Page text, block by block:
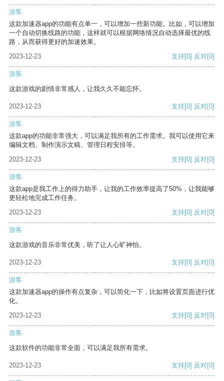
游客
这款加速器app的功能有点单一，可以增加一些新功能。比如，可以增加
一个自动切换线路的功能，这样就可以根据网络情况自动选择最优的线
路，从而获得更好的加速效果。
2023-12-23
支持[0] 反对[0]
游客
这款游戏的剧情非常感人，让我久久不能忘怀。
2023-12-23 支持[0] 反对[0]
游客
这款app的功能非常强大，可以满足我所有的工作需求。我可以使用它来
编辑文档、制作演示文稿、管理日程安排等。
2023-12-23
支持[0] 反对[0]
游客
这款app是我工作上的得力助手，让我的工作效率提高了50%，让我能够
更轻松地完成工作任务。
2023-12-23
支持[0] 反对[0]
游客
这款游戏的音乐非常优美，听了让人心旷神怡。
2023-12-23 支持[0] 反对[0]
游客
这款加速器app的操作有点复杂，可以简化一下，比如将设置页面进行优
化。
2023-12-23
支持[0] 反对[0]
游客
这款软件的功能非常全面，可以满足我所有需求。
2023-12-23 支持[0] 反对[0]